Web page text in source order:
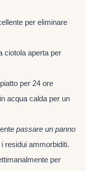
per eliminare
ciotola aperta per
per 24 ore
acqua calda per un
passare un panno
residui ammorbiditi.
per